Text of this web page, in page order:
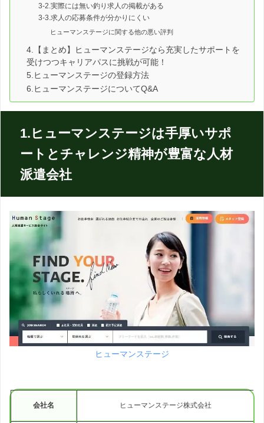
3-2.実際には無い釣り求人の掲載がある
3-3.求人の応募条件が分かりにくい
ヒューマンステージに関する他の悪い評判
4.【まとめ】ヒューマンステージなら充実したサポートを
受けつつキャリアパスに挑戦が可能！
5.ヒューマンステージの登録方法
6.ヒューマンステージについてQ&A
1.ヒューマンステージは手厚いサポ
ートとチャレンジ精神が豊富な人材
派遣会社
ヒューマンステージ
会社名 ヒューマンステージ株式会社